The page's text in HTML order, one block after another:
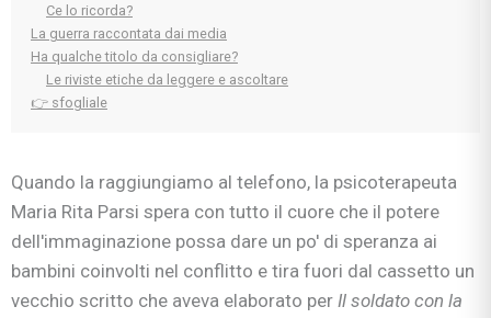
Ce lo ricorda?
La guerra raccontata dai media
Ha qualche titolo da consigliare?
Le riviste etiche da leggere e ascoltare
👉 sfogliale
Quando la raggiungiamo al telefono, la psicoterapeuta
Maria Rita Parsi spera con tutto il cuore che il potere
dell'immaginazione possa dare un po' di speranza ai
bambini coinvolti nel conflitto e tira fuori dal cassetto un
vecchio scritto che aveva elaborato per Il soldato con la